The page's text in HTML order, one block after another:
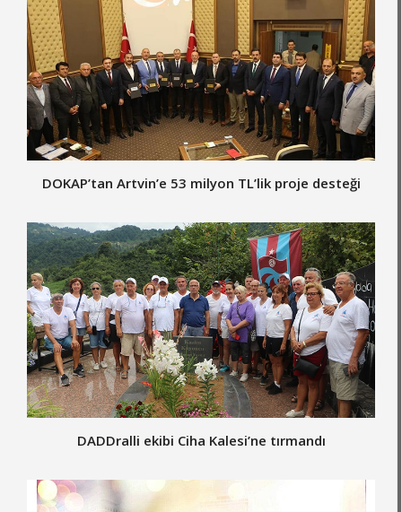
DOKAP’tan Artvin’e 53 milyon TL’lik proje desteği
DADDralli ekibi Ciha Kalesi’ne tırmandı